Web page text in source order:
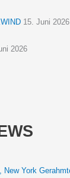
15. Juni 2026
2026